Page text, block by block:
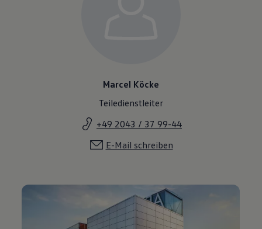
Marcel Köcke
Teiledienstleiter
+49 2043 / 37 99-44
E-Mail schreiben